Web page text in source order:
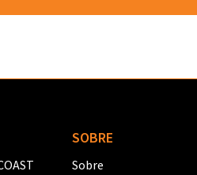
SOBRE
Sobre